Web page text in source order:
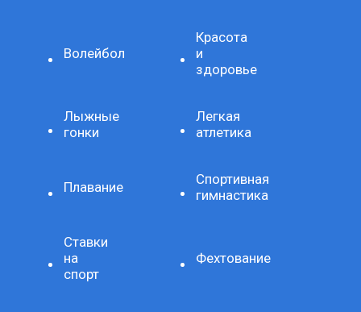
Волейбол
Красота
и
здоровье
Лыжные
гонки
Легкая
атлетика
Плавание
Спортивная
гимнастика
Ставки
на
спорт
Фехтование